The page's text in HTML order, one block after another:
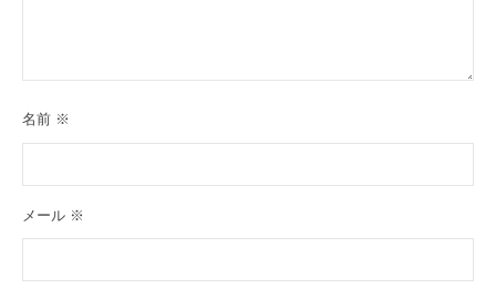
名前 ※
メール ※